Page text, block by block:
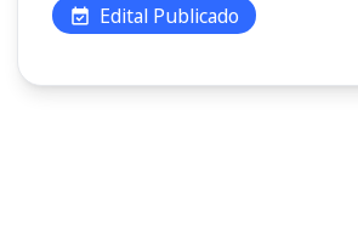
Edital Publicado